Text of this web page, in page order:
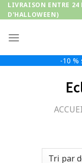
Passer
au
LIVRAISON ENTRE 24
D'HALLOWEEN)
-10 %